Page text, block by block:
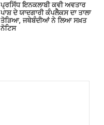
ਪ੍ਰਸਿੱਧ ਇਨਕਲਾਬੀ ਕਵੀ ਅਵਤਾਰ
ਪਾਸ਼ ਦੇ ਯਾਦਗਾਰੀ ਕੰਪਲੈਕਸ ਦਾ ਤਾਲਾ
ਤੋੜਿਆ, ਜਥੇਬੰਦੀਆਂ ਨੇ ਲਿਆ ਸਖ਼ਤ
ਨੋਟਿਸ